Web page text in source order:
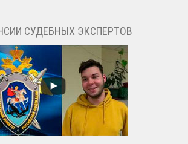
СУДЕБНЫХ ЭКСПЕРТОВ